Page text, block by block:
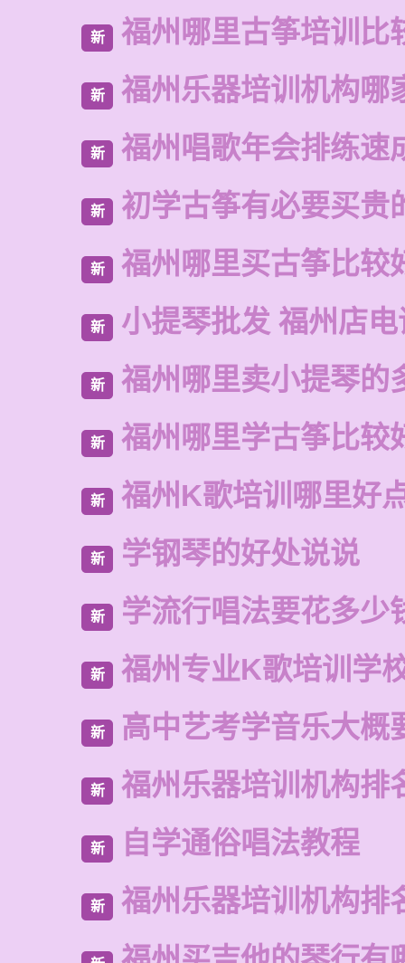
新 福州哪里古筝培训比
新 福州乐器培训机构哪
新 福州唱歌年会排练速
新 初学古筝有必要买贵
新 福州哪里买古筝比较
新 小提琴批发 福州店
新 福州哪里卖小提琴的
新 福州哪里学古筝比较
新 福州K歌培训哪里好
新 学钢琴的好处说说
新 学流行唱法要花多少
新 福州专业K歌培训学
新 高中艺考学音乐大概
新 福州乐器培训机构排
新 自学通俗唱法教程
新 福州乐器培训机构排